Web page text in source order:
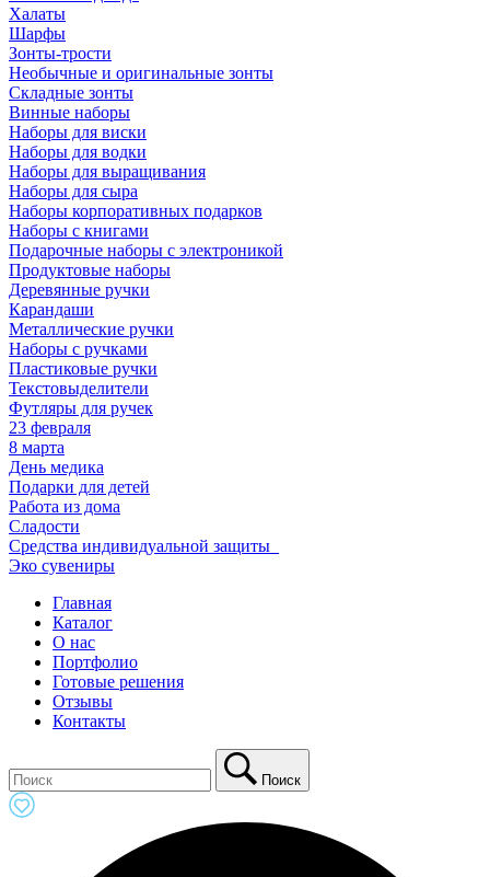
Халаты
Шарфы
Зонты-трости
Необычные и оригинальные зонты
Складные зонты
Винные наборы
Наборы для виски
Наборы для водки
Наборы для выращивания
Наборы для сыра
Наборы корпоративных подарков
Наборы с книгами
Подарочные наборы с электроникой
Продуктовые наборы
Деревянные ручки
Карандаши
Металлические ручки
Наборы с ручками
Пластиковые ручки
Текстовыделители
Футляры для ручек
23 февраля
8 марта
День медика
Подарки для детей
Работа из дома
Сладости
Средства индивидуальной защиты_
Эко сувениры
Главная
Каталог
О нас
Портфолио
Готовые решения
Отзывы
Контакты
Поиск